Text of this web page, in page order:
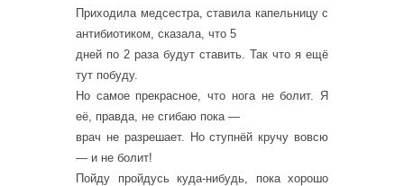
Приходила медсестра, ставила капельницу с
антибиотиком, сказала, что 5
дней по 2 раза будут ставить. Так что я ещё
тут побуду.
Но самое прекрасное, что нога не болит. Я
её, правда, не сгибаю пока —
врач не разрешает. Но ступнёй кручу вовсю
— и не болит!
Пойду пройдусь куда-нибудь, пока хорошо